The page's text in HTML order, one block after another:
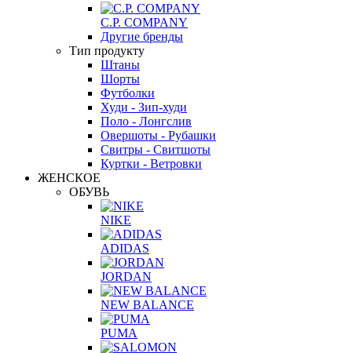
C.P. COMPANY
Другие бренды
Тип продукту
Штаны
Шорты
Футболки
Худи - Зип-худи
Поло - Лонгслив
Овершоты - Рубашки
Свитры - Свитшоты
Куртки - Ветровки
ЖЕНСКОЕ
ОБУВЬ
NIKE
ADIDAS
JORDAN
NEW BALANCE
PUMA